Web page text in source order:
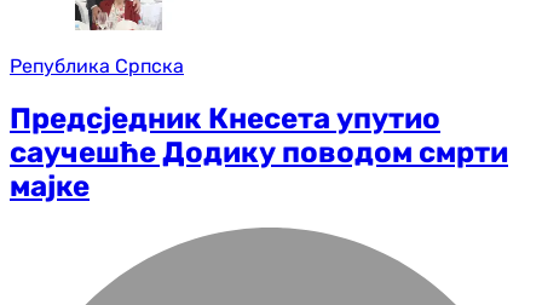
Република Српска
Предсједник Кнесета упутио
саучешће Додику поводом смрти
мајке